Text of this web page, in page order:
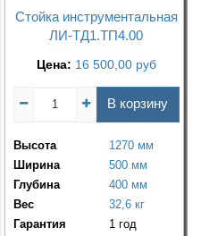
Стойка инструментальная
ЛИ-ТД1.ТП4.00
Цена: 16 500,00 руб
В корзину
Высота
1270 мм
Ширина
500 мм
Глубина
400 мм
Вес
32,6 кг
Гарантия
1 год